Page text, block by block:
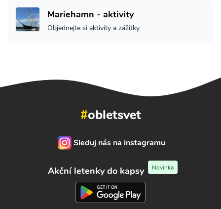
Mariehamn - aktivity
Objednejte si aktivity a zážitky
#obletsvet
Sleduj nás na instagramu
Akční letenky do kapsy Novinka